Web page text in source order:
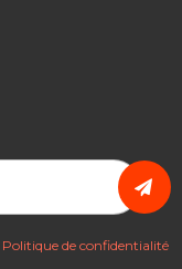
Politique de confidentialité